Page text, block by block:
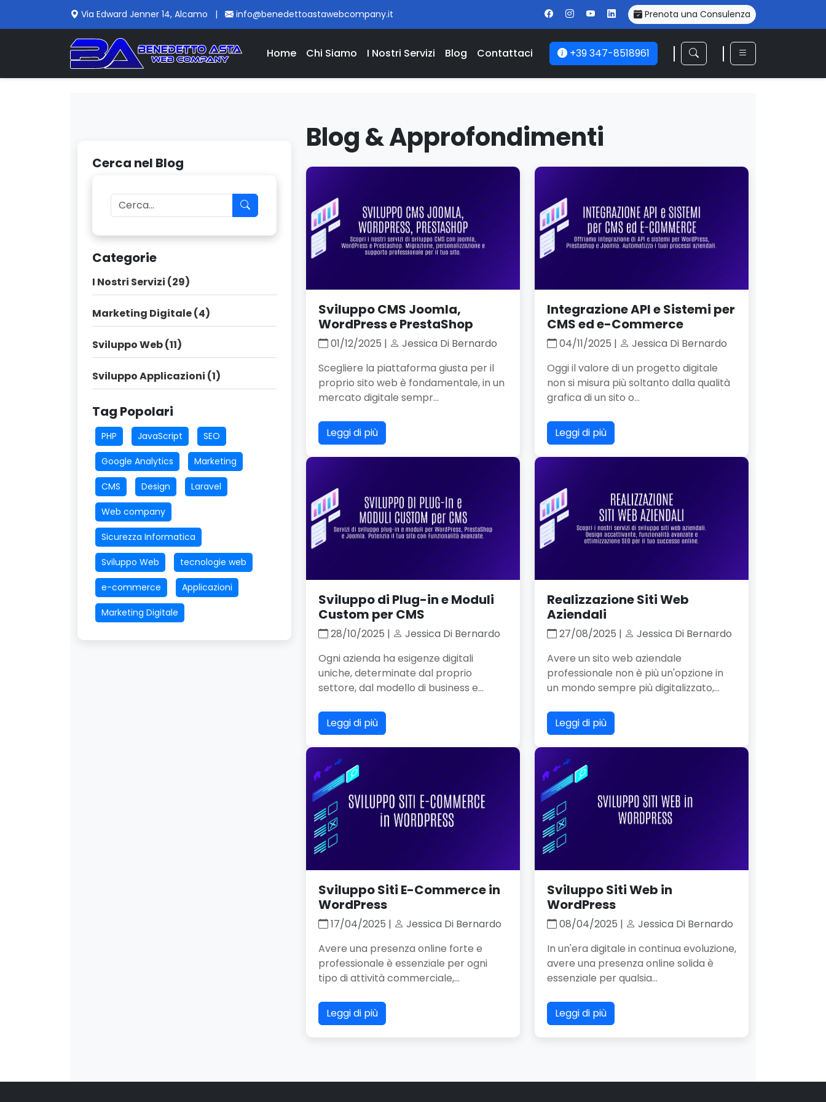
Via Edward Jenner 14, Alcamo | info@benedettoastawebcompany.it Prenota una Consulenza
Home Chi Siamo I Nostri Servizi Blog Contattaci +39 347-8518961
Cerca nel Blog
Categorie
I Nostri Servizi (29)
Marketing Digitale (4)
Sviluppo Web (11)
Sviluppo Applicazioni (1)
Tag Popolari
PHP JavaScript SEO
Google Analytics Marketing
CMS Design Laravel
Web company
Sicurezza Informatica
Sviluppo Web tecnologie web
e-commerce Applicazioni
Marketing Digitale
Blog & Approfondimenti
Sviluppo CMS Joomla,
WordPress e PrestaShop
01/12/2025 |
Jessica Di Bernardo
Scegliere la piattaforma giusta per il
proprio sito web è fondamentale, in un
mercato digitale sempr...
Leggi di più
Integrazione API e Sistemi per
CMS ed e-Commerce
04/11/2025 |
Jessica Di Bernardo
Oggi il valore di un progetto digitale
non si misura più soltanto dalla qualità
grafica di un sito o...
Leggi di più
Sviluppo di Plug-in e Moduli
Custom per CMS
28/10/2025 |
Jessica Di Bernardo
Ogni azienda ha esigenze digitali
uniche, determinate dal proprio
settore, dal modello di business e...
Leggi di più
Realizzazione Siti Web
Aziendali
27/08/2025 |
Jessica Di Bernardo
Avere un sito web aziendale
professionale non è più un'opzione in
un mondo sempre più digitalizzato,...
Leggi di più
Sviluppo Siti E-Commerce in
WordPress
17/04/2025 |
Jessica Di Bernardo
Avere una presenza online forte e
professionale è essenziale per ogni
tipo di attività commerciale,...
Leggi di più
Sviluppo Siti Web in
WordPress
08/04/2025 |
Jessica Di Bernardo
In un'era digitale in continua evoluzione,
avere una presenza online solida è
essenziale per qualsia...
Leggi di più